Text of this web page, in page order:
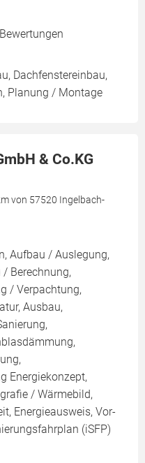
Dachfenstereinbau,
Planung / Montage
& Co.KG
von 57520 Ingelbach-
Aufbau / Auslegung,
Berechnung,
/ Verpachtung,
Ausbau,
Energiekonzept,
/ Wärmebild,
Energieausweis, Vor-
(iSFP)